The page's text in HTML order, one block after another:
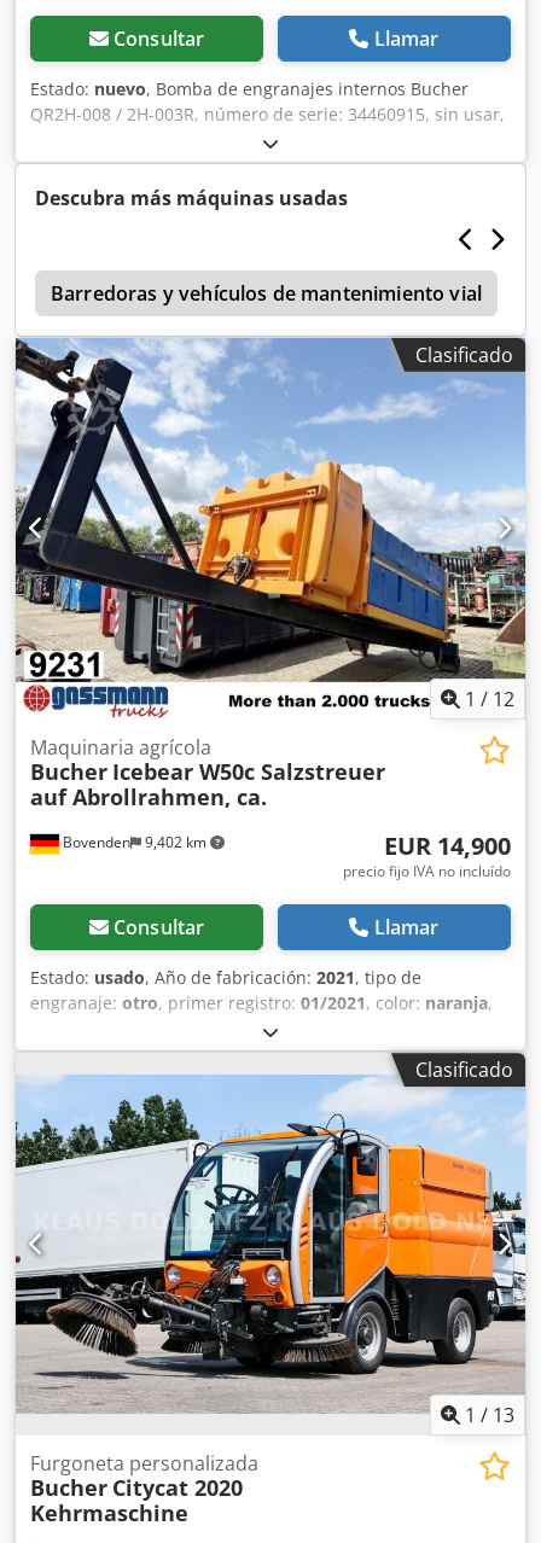
Consultar Llamar
Estado: nuevo, Bomba de engranajes internos Bucher
QR2H-008 / 2H-003R, número de serie: 34460915, sin usar,
100 % operativa, el alcance del suministro se indica en las
fotos. Dksdpfx Aaei D Ulvj Tsr
Descubra más máquinas usadas
Barredoras y vehículos de mantenimiento vial
Clasificado
1 / 12
Bovenden 9,402 km
Maquinaria agrícola
Bucher Icebear W50c Salzstreuer
auf Abrollrahmen, ca.
EUR 14,900
precio fijo IVA no incluído
Consultar Llamar
Estado: usado, Año de fabricación: 2021, tipo de
engranaje: otro, primer registro: 01/2021, color: naranja,
, peso en vacío:
conductor:otro, Ubicación del vehículo: Bovenden.
Equipamiento: Esparcidor de sal con contenedor
intercambiable de aproximadamente 5 m³. El esparcidor
de sal está montado sobre un chasis intercambiable
Strobach. Peso propio: aproximadamente 2310 kg.
Capacidad del esparcidor de sal: aproximadamente 5 m³.
Capacidad del depósito de sal líquida: aproximadamente
4580 l. Djdpfxezpzf Dj Aa Tskr LAS ESPECIFICACIONES DE
LOS ACCESORIOS SE PROPORCIONAN SIN GARANTÍA. Nos
reservamos el derecho a realizar modificaciones, a vender
el vehículo antes y a corregir errores.
Clasificado
1 / 13
Furgoneta personalizada
Bucher Citycat 2020
Kehrmaschine